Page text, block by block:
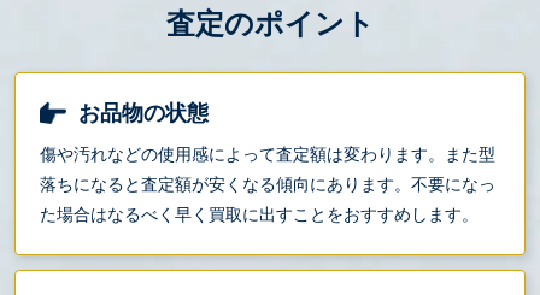
査定のポイント
お品物の状態
傷や汚れなどの使用感によって査定額は変わります。また型
落ちになると査定額が安くなる傾向にあります。不要になっ
た場合はなるべく早く買取に出すことをおすすめします。